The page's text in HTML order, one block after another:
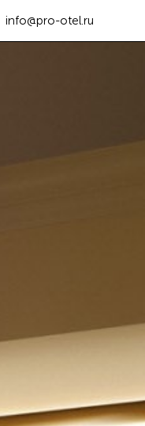
info@pro-otel.ru